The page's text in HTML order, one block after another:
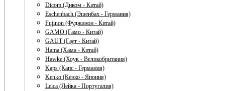
Dicom (Диком - Китай)
Eschenbach (Эшенбах - Германия)
Fujinon (Фуджинон - Китай)
GAMO (Гамо - Китай)
GAUT (Гаут - Китай)
Hama (Хама - Китай)
Hawke (Хоук - Великобритания)
Kaps (Капс - Германия)
Kenko (Кенко - Япония)
Leica (Лейка - Португалия)